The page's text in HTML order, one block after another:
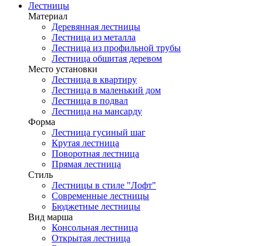
Лестницы
Материал
Деревянная лестницы
Лестница из металла
Лестница из профильной трубы
Лестница обшитая деревом
Место установки
Лестница в квартиру
Лестница в маленький дом
Лестница в подвал
Лестница на мансарду
Форма
Лестница гусиный шаг
Крутая лестница
Поворотная лестница
Прямая лестница
Стиль
Лестницы в стиле "Лофт"
Современные лестницы
Бюджетные лестницы
Вид марша
Консольная лестница
Открытая лестница